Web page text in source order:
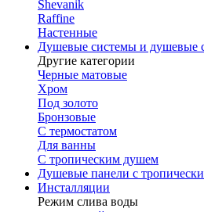
Shevanik
Raffine
Настенные
Душевые системы и душевые
Другие категории
Черные матовые
Хром
Под золото
Бронзовые
С термостатом
Для ванны
С тропическим душем
Душевые панели с
Инсталляции
Режим слива воды